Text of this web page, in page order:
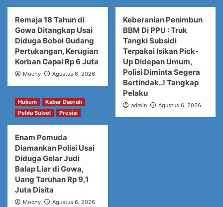
Remaja 18 Tahun di
Gowa Ditangkap Usai
Diduga Bobol Gudang
Pertukangan, Kerugian
Korban Capai Rp 6 Juta
Mochy Agustus 6, 2026
Keberanian Penimbun
BBM Di PPU : Truk
Tangki Subsidi
Terpakai Isikan Pick-
Up Didepan Umum,
Polisi Diminta Segera
Bertindak..! Tangkap
Pelaku
admin Agustus 6, 2026
Hukum
Kabar Daerah
Polda Sulsel
Presisi
Enam Pemuda
Diamankan Polisi Usai
Diduga Gelar Judi
Balap Liar di Gowa,
Uang Taruhan Rp 9,1
Juta Disita
Mochy Agustus 6, 2026